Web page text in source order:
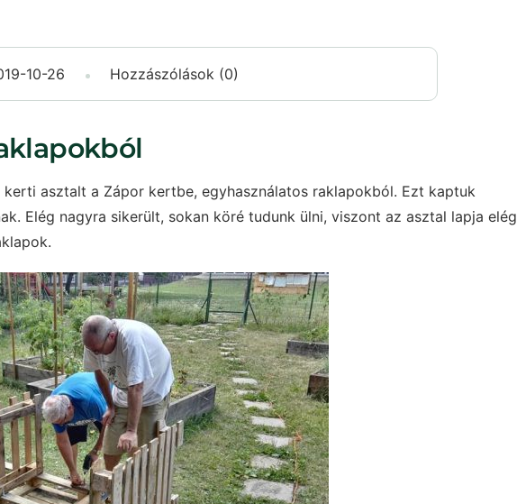
10-26 Hozzászólások (0)
asztalt a Zápor kertbe, egyhasználatos raklapokból. Ezt kaptuk
Elég nagyra sikerült, sokan köré tudunk ülni, viszont az asztal lapja elég